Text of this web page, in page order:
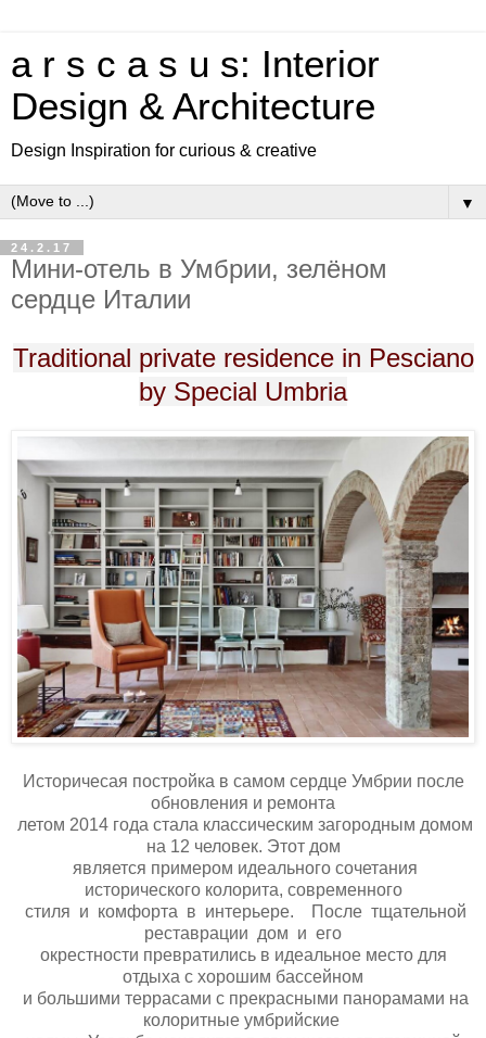
a r s c a s u s: Interior
Design & Architecture
Design Inspiration for curious & creative
▼
24.2.17
Мини-отель в Умбрии, зелёном
сердце Италии
Traditional private residence in Pesciano
by Special Umbria
Историчесая постройка в самом сердце Умбрии после
обновления и ремонта
летом 2014 года стала классическим загородным домом
на 12 человек. Этот дом
является примером идеального сочетания
исторического колорита, современного
стиля и комфорта в интерьере. После тщательной
реставрации дом и его
окрестности превратились в идеальное место для
отдыха с хорошим бассейном
и большими террасами с прекрасными панорамами на
колоритные умбрийские